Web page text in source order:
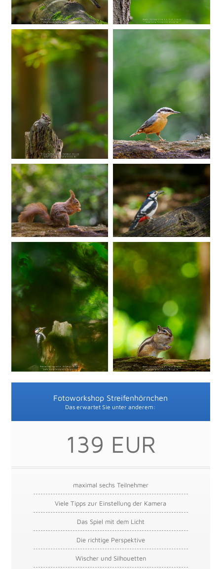
Fotoworkshop Streifenhörnchen
Das erwartet Sie unter anderem:
139 EUR
maximal sechs Teilnehmer
Viele Tipps zur Einstellung der Kamera
Das Spiel mit dem Licht
Die richtige Perspektive
Wischer und Silhouetten